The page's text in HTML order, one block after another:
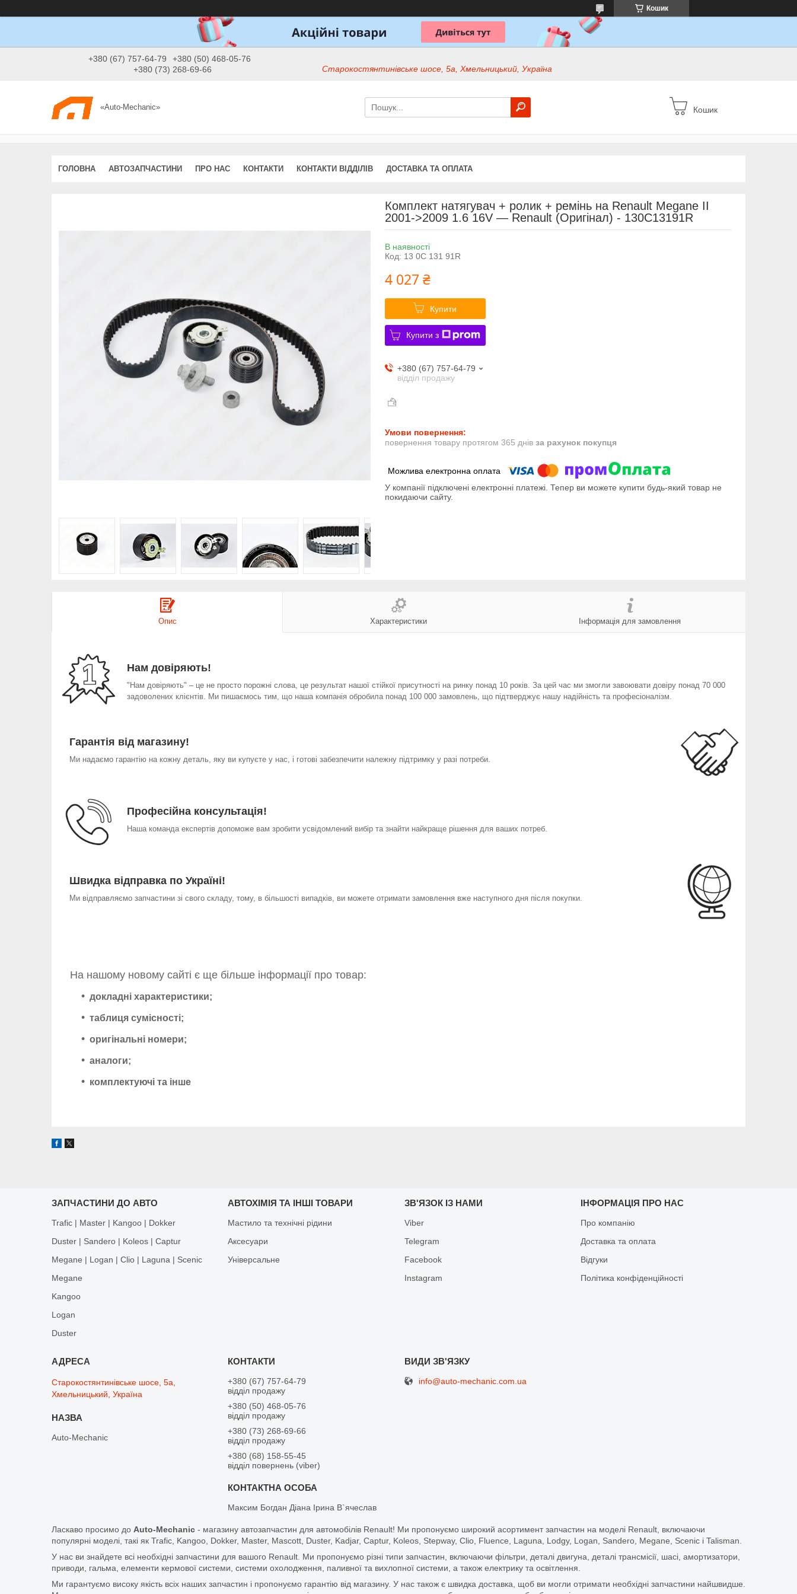
Кошик
+380 (67) 757-64-79
+380 (50) 468-05-76
+380 (73) 268-69-66
Старокостянтинівське шосе, 5а, Хмельницький, Україна
«Auto-Mechanic» Кошик
ГОЛОВНА АВТОЗАПЧАСТИНИ ПРО НАС КОНТАКТИ КОНТАКТИ ВІДДІЛІВ ДОСТАВКА ТА ОПЛАТА
Комплект натягувач + ролик + ремінь на Renault Megane II
2001->2009 1.6 16V — Renault (Оригінал) - 130C13191R
В наявності
Код: 13 0C 131 91R
4 027 ₴
Купити
Купити з
+380 (67) 757-64-79
відділ продажу
повернення товару протягом 365 днів за рахунок покупця
У компанії підключені електронні платежі. Тепер ви можете купити будь-який товар не
покидаючи сайту.
Опис Характеристики Інформація для замовлення
Нам довіряють!
"Нам довіряють" – це не просто порожні слова, це результат нашої стійкої присутності на ринку понад 10 років. За цей час ми змогли завоювати довіру понад 70 000
задоволених клієнтів. Ми пишаємось тим, що наша компанія обробила понад 100 000 замовлень, що підтверджує нашу надійність та професіоналізм.
Гарантія від магазину!
Ми надаємо гарантію на кожну деталь, яку ви купуєте у нас, і готові забезпечити належну підтримку у разі потреби.
Професійна консультація!
Наша команда експертів допоможе вам зробити усвідомлений вибір та знайти найкраще рішення для ваших потреб.
Швидка відправка по Україні!
Ми відправляємо запчастини зі свого складу, тому, в більшості випадків, ви можете отримати замовлення вже наступного дня після покупки.
На нашому новому сайті є ще більше інформації про товар:
докладні характеристики;
таблиця сумісності;
оригінальні номери;
аналоги;
комплектуючі та інше
ЗАПЧАСТИНИ ДО АВТО
Trafic | Master | Kangoo | Dokker
Duster | Sandero | Koleos | Captur
Megane | Logan | Clio | Laguna | Scenic
Megane
Kangoo
Logan
Duster
АВТОХІМІЯ ТА ІНШІ ТОВАРИ
Мастило та технічні рідини
Аксесуари
Універсальне
ЗВ'ЯЗОК ІЗ НАМИ
Viber
Telegram
Facebook
Іnstagram
ІНФОРМАЦІЯ ПРО НАС
Про компанію
Доставка та оплата
Відгуки
Політика конфіденційності
Старокостянтинівське шосе, 5а,
Хмельницький, Україна
Auto-Mechanic
+380 (67) 757-64-79
відділ продажу
+380 (50) 468-05-76
відділ продажу
+380 (73) 268-69-66
відділ продажу
+380 (68) 158-55-45
відділ повернень (viber)
Максим Богдан Діана Ірина В`ячеслав
info@auto-mechanic.com.ua
Ласкаво просимо до Auto-Mechanic - магазину автозапчастин для автомобілів Renault! Ми пропонуємо широкий асортимент запчастин на моделі Renault, включаючи
популярні моделі, такі як Trafic, Kangoo, Dokker, Master, Mascott, Duster, Kadjar, Captur, Koleos, Stepway, Clio, Fluence, Laguna, Lodgy, Logan, Sandero, Megane, Scenic і Talisman.
У нас ви знайдете всі необхідні запчастини для вашого Renault. Ми пропонуємо різні типи запчастин, включаючи фільтри, деталі двигуна, деталі трансмісії, шасі, амортизатори,
приводи, гальма, елементи кермової системи, системи охолодження, паливної та вихлопної системи, а також електрику та освітлення.
Ми гарантуємо високу якість всіх наших запчастин і пропонуємо гарантію від магазину. У нас також є швидка доставка, щоб ви могли отримати необхідні запчастини найшвидше.